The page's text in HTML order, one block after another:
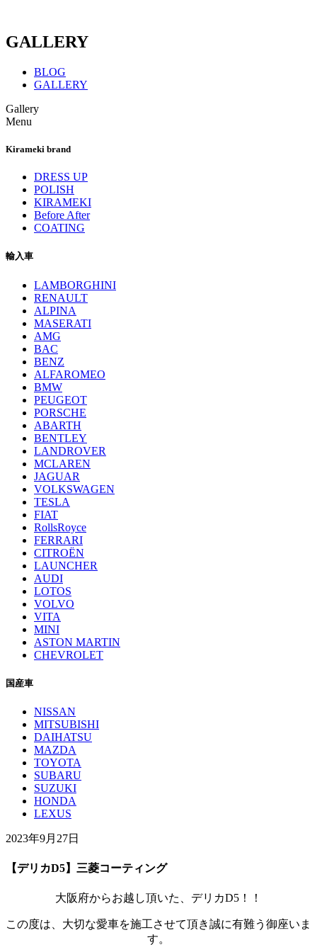
GALLERY
BLOG
GALLERY
Gallery
Menu
Kirameki brand
DRESS UP
POLISH
KIRAMEKI
Before After
COATING
輸入車
LAMBORGHINI
RENAULT
ALPINA
MASERATI
AMG
BAC
BENZ
ALFAROMEO
BMW
PEUGEOT
PORSCHE
ABARTH
BENTLEY
LANDROVER
MCLAREN
JAGUAR
VOLKSWAGEN
TESLA
FIAT
RollsRoyce
FERRARI
CITROËN
LAUNCHER
AUDI
LOTOS
VOLVO
VITA
MINI
ASTON MARTIN
CHEVROLET
国産車
NISSAN
MITSUBISHI
DAIHATSU
MAZDA
TOYOTA
SUBARU
SUZUKI
HONDA
LEXUS
2023年9月27日
【デリカD5】三菱コーティング
大阪府からお越し頂いた、デリカD5！！
この度は、大切な愛車を施工させて頂き誠に有難う御座いま
す。